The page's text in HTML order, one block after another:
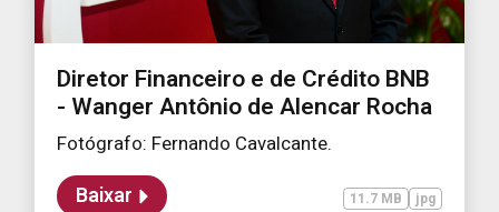
Diretor Financeiro e de Crédito BNB
- Wanger Antônio de Alencar Rocha
Fotógrafo: Fernando Cavalcante.
Baixar 11.7 MB jpg